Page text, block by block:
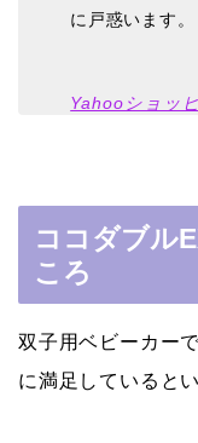
に戸惑います。
Yahooショッ
ココダブル
ころ
双子用ベビーカー
に満足していると